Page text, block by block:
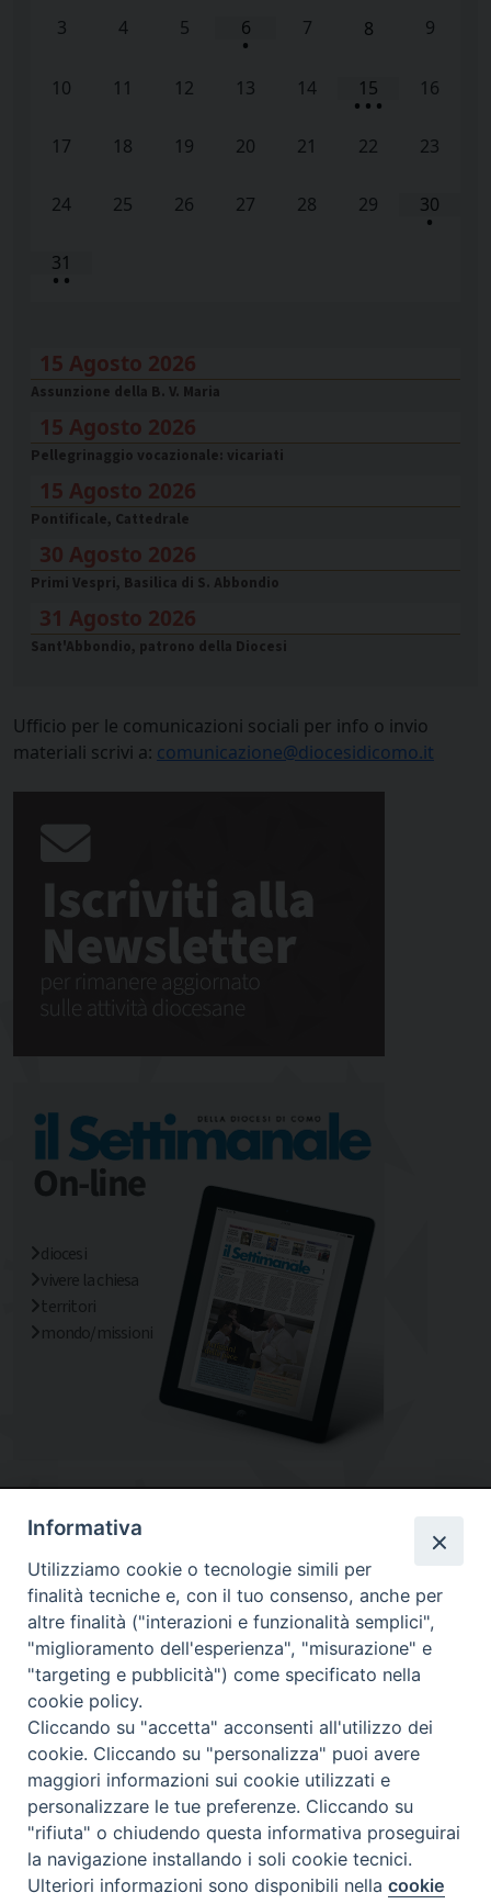
3 4 5 6
•
7 8 9
10 11 12 13 14 15
• • •
16
17 18 19 20 21 22 23
24 25 26 27 28 29 30
•
31
• •
15 Agosto 2026
Assunzione della B. V. Maria
15 Agosto 2026
Pellegrinaggio vocazionale: vicariati
15 Agosto 2026
Pontificale, Cattedrale
30 Agosto 2026
Primi Vespri, Basilica di S. Abbondio
31 Agosto 2026
Sant'Abbondio, patrono della Diocesi
Ufficio per le comunicazioni sociali per info o invio
materiali scrivi a: comunicazione@diocesidicomo.it
diocesi
vivere la chiesa
territori
mondo/missioni
Diocesi
di Como
Diocesi di Como | piazza Grimoldi, 5
Informativa
Utilizziamo cookie o tecnologie simili per
finalità tecniche e, con il tuo consenso, anche per
altre finalità ("interazioni e funzionalità semplici",
"miglioramento dell'esperienza", "misurazione" e
"targeting e pubblicità") come specificato nella
cookie policy.
Cliccando su "accetta" acconsenti all'utilizzo dei
cookie. Cliccando su "personalizza" puoi avere
maggiori informazioni sui cookie utilizzati e
personalizzare le tue preferenze. Cliccando su
"rifiuta" o chiudendo questa informativa proseguirai
la navigazione installando i soli cookie tecnici.
Ulteriori informazioni sono disponibili nellacookie